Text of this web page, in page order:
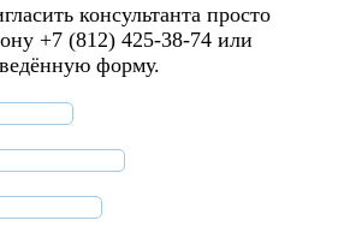
консультанта просто
+7 (812) 425-38-74 или
форму.